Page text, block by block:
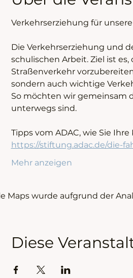
Verkehrserziehung für
Die Verkehrserziehung und
schulischen Arbeit. Ziel ist
Straßenverkehr
sondern auch wichtige
So möchten wir gemeinsam
unterwegs sind.
Tipps vom ADAC, wie Sie
https://stiftung.adac.de/die-
Mehr anzeigen
Maps wurde aufgrund der
Diese